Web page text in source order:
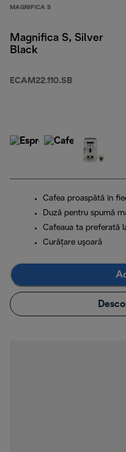
MAGNIFICA S
Magnifica S, Silver
Black
ECAM22.110.SB
Cafea proaspătă în
Duză pentru spumă
Cafeaua ta preferată
Curăţare uşoară